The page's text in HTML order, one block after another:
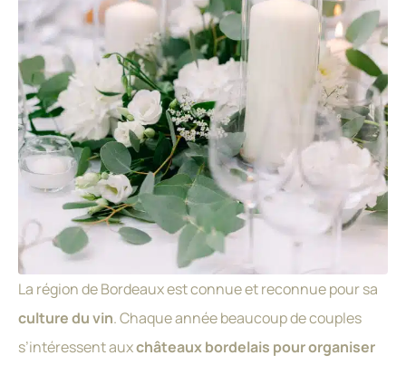
La région de Bordeaux est connue et reconnue pour sa
culture du vin. Chaque année beaucoup de couples
s’intéressent auxchâteaux bordelais pour organiser